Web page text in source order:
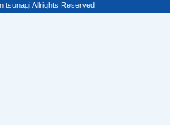
tsunagi Allrights Reserved.